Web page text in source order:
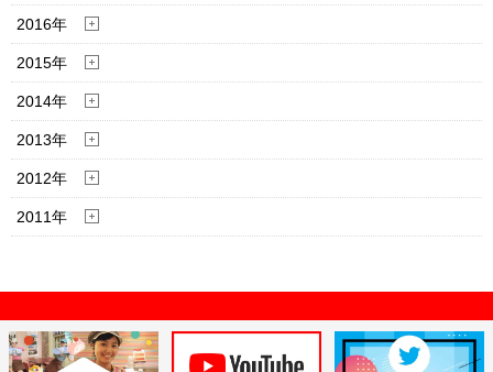
2016年
2015年
2014年
2013年
2012年
2011年